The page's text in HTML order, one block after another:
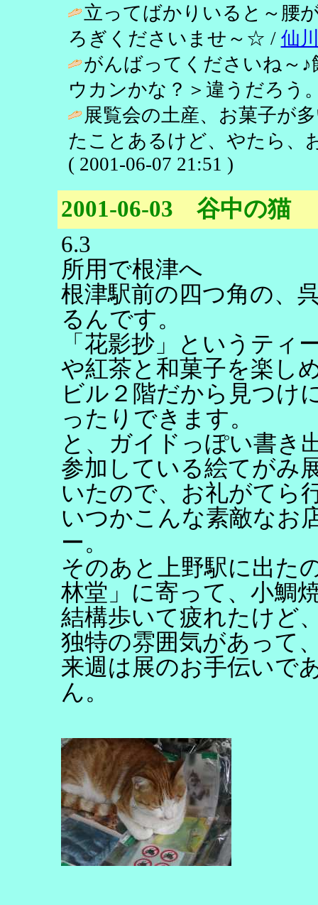
立ってばかりいると～
ろぎくださいませ～☆ / 仙
がんばってくださいね～
ウカンかな？＞違うだろう
展覧会の土産、お菓子が
たことあるけど、やたら、
( 2001-06-07 21:51 )
2001-06-03 谷中の猫
6.3
所用で根津へ
根津駅前の四つ角の、
るんです。
「花影抄」というティ
や紅茶と和菓子を楽し
ビル２階だから見つけ
ったりできます。
と、ガイドっぽい書き
参加している絵てがみ
いたので、お礼がてら
いつかこんな素敵なお
ー。
そのあと上野駅に出た
林堂」に寄って、小鯛
結構歩いて疲れたけど
独特の雰囲気があって
来週は展のお手伝いで
ん。